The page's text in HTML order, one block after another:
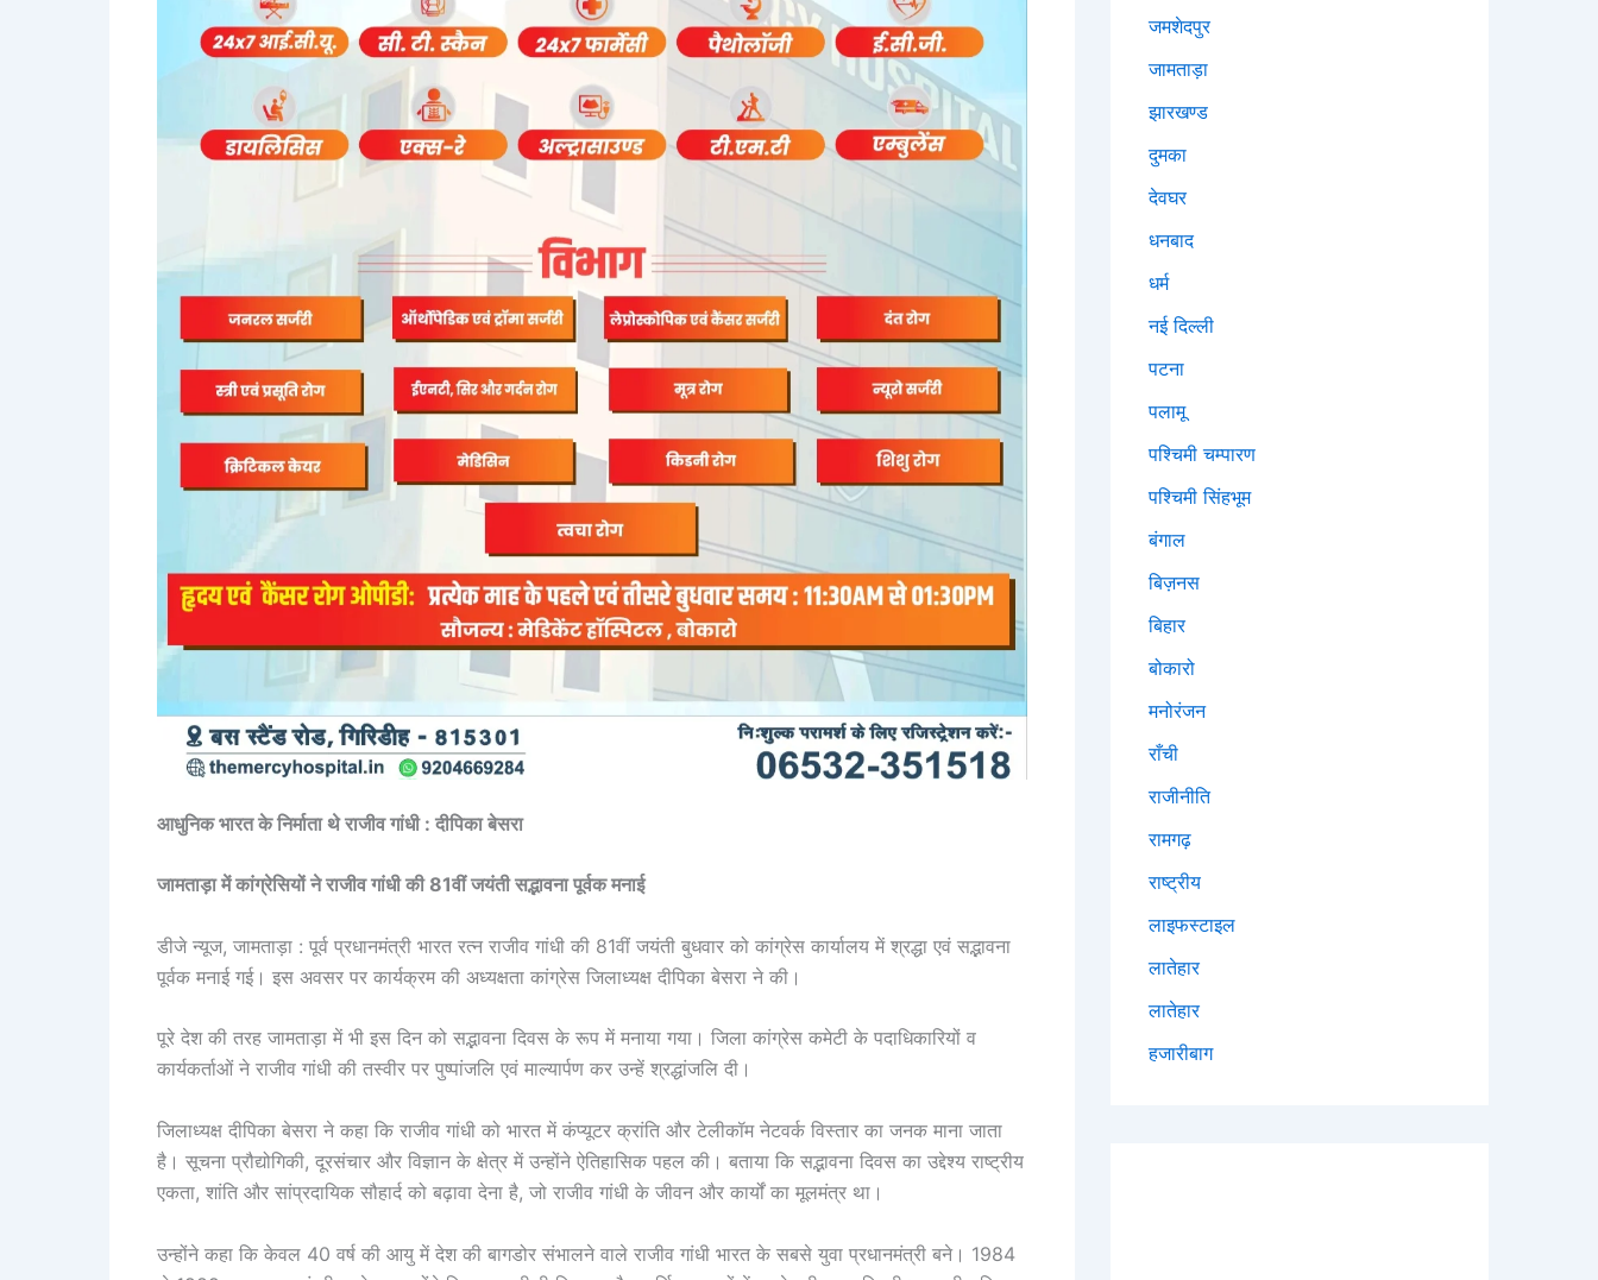
आधुनिक भारत के निर्माता थे राजीव गांधी : दीपिका बेसरा
जामताड़ा में कांग्रेसियों ने राजीव गांधी की 81वीं जयंती सद्भावना पूर्वक मनाई
डीजे न्यूज, जामताड़ा : पूर्व प्रधानमंत्री भारत रत्न राजीव गांधी की 81वीं जयंती बुधवार को कांग्रेस कार्यालय में श्रद्धा एवं सद्भावना
पूर्वक मनाई गई। इस अवसर पर कार्यक्रम की अध्यक्षता कांग्रेस जिलाध्यक्ष दीपिका बेसरा ने की।
पूरे देश की तरह जामताड़ा में भी इस दिन को सद्भावना दिवस के रूप में मनाया गया। जिला कांग्रेस कमेटी के पदाधिकारियों व
कार्यकर्ताओं ने राजीव गांधी की तस्वीर पर पुष्पांजलि एवं माल्यार्पण कर उन्हें श्रद्धांजलि दी।
जिलाध्यक्ष दीपिका बेसरा ने कहा कि राजीव गांधी को भारत में कंप्यूटर क्रांति और टेलीकॉम नेटवर्क विस्तार का जनक माना जाता
है। सूचना प्रौद्योगिकी, दूरसंचार और विज्ञान के क्षेत्र में उन्होंने ऐतिहासिक पहल की। बताया कि सद्भावना दिवस का उद्देश्य राष्ट्रीय
एकता, शांति और सांप्रदायिक सौहार्द को बढ़ावा देना है, जो राजीव गांधी के जीवन और कार्यों का मूलमंत्र था।
उन्होंने कहा कि केवल 40 वर्ष की आयु में देश की बागडोर संभालने वाले राजीव गांधी भारत के सबसे युवा प्रधानमंत्री बने। 1984
जमशेदपुर
जामताड़ा
झारखण्ड
दुमका
देवघर
धनबाद
धर्म
नई दिल्ली
पटना
पलामू
पश्चिमी चम्पारण
पश्चिमी सिंहभूम
बंगाल
बिज़नस
बिहार
बोकारो
मनोरंजन
राँची
राजीनीति
रामगढ़
राष्ट्रीय
लाइफस्टाइल
लातेहार
लातेहार
हजारीबाग